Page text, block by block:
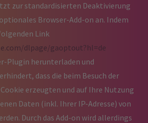
zur standardisierten Deaktivierung
Browser-Add-on an. Indem
Link
dlpage/gaoptout?hl=de
Plugin herunterladen und
dass die beim Besuch der
erzeugten und auf Ihre Nutzung
Daten (inkl. Ihrer IP-Adresse) von
Durch das Add-on wird allerdings